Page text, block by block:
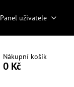
Panel uživatele
Nákupní košík
0 Kč